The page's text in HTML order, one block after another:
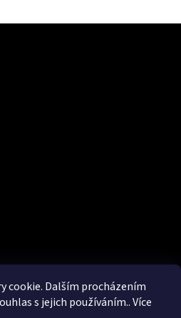
cookie. Dalším procházením
s jejich používáním.. Více